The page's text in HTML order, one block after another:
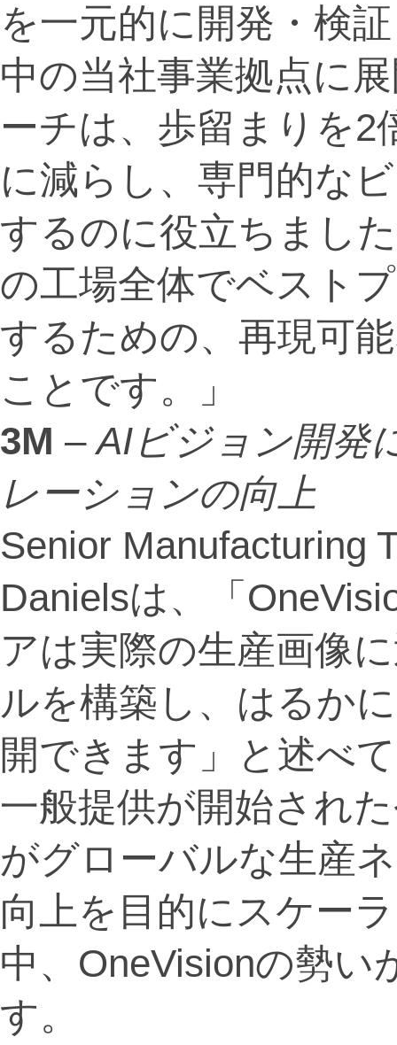
を一元的に開発・検
中の当社事業拠点に
ーチは、歩留まりを2
に減らし、専門的な
するのに役立ちまし
の工場全体でベスト
するための、再現可
ことです。」
3M –AIビジョン開発
レーションの向上
Senior Manufacturing
Danielsは、「
アは実際の生産画像
ルを構築し、はるか
開できます」と述べ
一般提供が開始され
がグローバルな生産
向上を目的にスケー
中、OneVisionの勢い
す。